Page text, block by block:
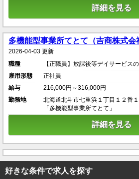
詳細を見る
多機能型事業所てとて（吉商株式会
2026-04-03 更新
職種
【正職員】放課後等デイサービス
雇用形態
正社員
給与
216,000円～316,000円
勤務地
北海道北斗市七重浜１丁目１２番
「多機能型事業所てとて」
詳細を見る
好きな条件で求人を探す